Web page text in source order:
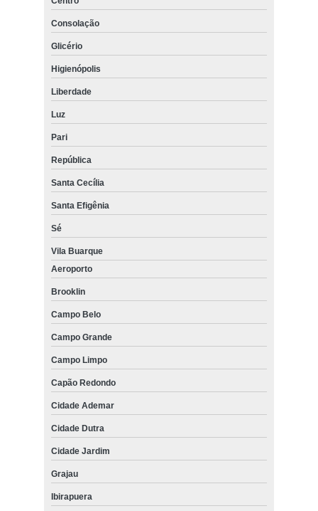
Consolação
Glicério
Higienópolis
Liberdade
Luz
Pari
República
Santa Cecília
Santa Efigênia
Sé
Vila Buarque
Aeroporto
Brooklin
Campo Belo
Campo Grande
Campo Limpo
Capão Redondo
Cidade Ademar
Cidade Dutra
Cidade Jardim
Grajau
Ibirapuera